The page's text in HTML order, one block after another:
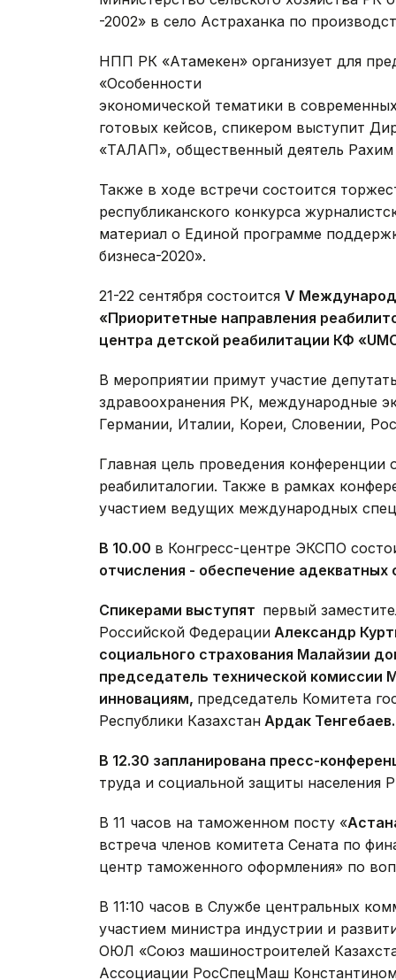
-2002» в село Астраханка по
НПП РК «Атамекен» организует для
экономической тематики в
готовых кейсов, спикером выступит
«ТАЛАП», общественный деятель
Также в ходе встречи состоится
республиканского конкурса
материал о Единой программе
бизнеса-2020».
21-22 сентября состоится V
«Приоритетные направления
центра детской реабилитации КФ «
В мероприятии примут участие
здравоохранения РК, международные
Германии, Италии, Кореи, Словении,
Главная цель проведения
реабилиталогии. Также в рамках
участием ведущих международных
В 10.00 в Конгресс-центре ЭКСПО
отчисления - обеспечение
Спикерами выступят первый
Российской Федерации Александр
социального страхования Малайзии
председатель технической
инновациям, председатель Комитета
Республики Казахстан Ардак Тенгебаев.
В 12.30 запланирована пресс-
труда и социальной защиты населения
В 11 часов на таможенном посту «
встреча членов комитета Сената по
центр таможенного оформления» по
В 11:10 часов в Службе центральных
участием министра индустрии и
ОЮЛ «Союз машиностроителей
Ассоциации РосСпецМаш